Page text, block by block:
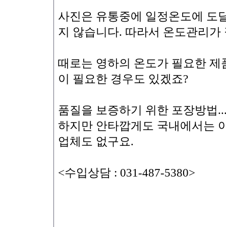
사진은 유통중에 일정온도에 도
지 않습니다. 따라서 온도관리
때로는 영하의 온도가 필요한
이 필요한 경우도 있겠죠?
품질을 보증하기 위한 포장방법
하지만 안타깝게도 국내에서는
업체도 없구요.
<수입상담 : 031-487-5380>